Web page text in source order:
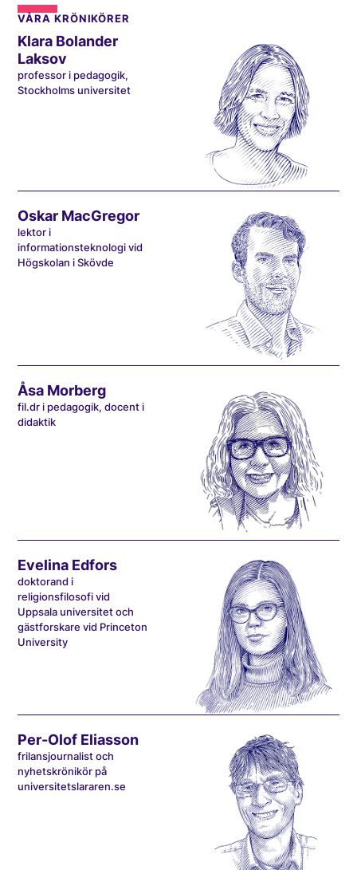
VÅRA KRÖNIKÖRER
Klara Bolander
Laksov
professor i pedagogik,
Stockholms universitet
Oskar MacGregor
lektor i
informationsteknologi vid
Högskolan i Skövde
Åsa Morberg
fil.dr i pedagogik, docent i
didaktik
Evelina Edfors
doktorand i
religionsfilosofi vid
Uppsala universitet och
gästforskare vid Princeton
University
Per-Olof Eliasson
frilansjournalist och
nyhetskrönikör på
universitetslararen.se